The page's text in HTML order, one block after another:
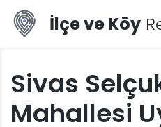
İlçe ve Köy
Sivas
Mahallesi